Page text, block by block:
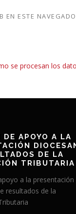
EN ESTE
se procesan los
DE APOYO A LA
DE LA
TRIBUTARIA
a la presentación
resultados de la